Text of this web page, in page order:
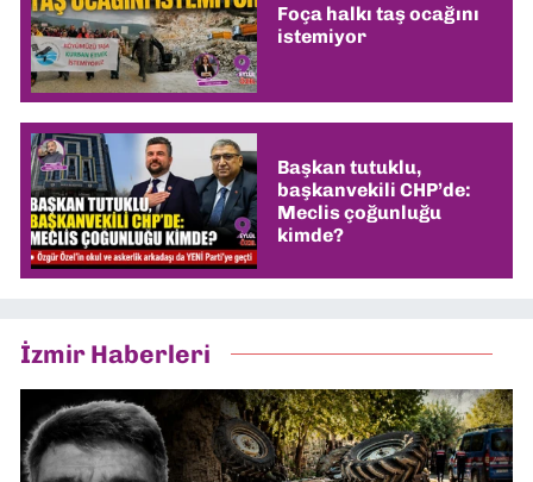
Foça halkı taş ocağını
istemiyor
Başkan tutuklu,
başkanvekili CHP’de:
Meclis çoğunluğu
kimde?
İzmir Haberleri